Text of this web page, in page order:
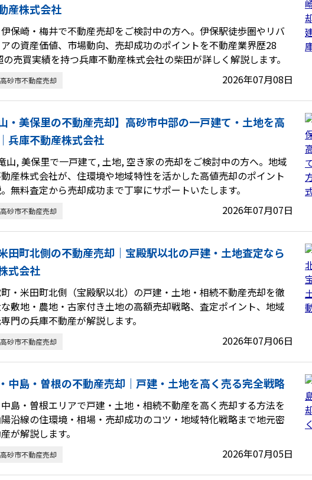
産株式会社
保崎・梅井で不動産売却をご検討中の方へ。伊保駅徒歩圏やリバ
の資産価値、市場動向、売却成功のポイントを不動産業界歴28
売買実績を持つ兵庫不動産株式会社の柴田が詳しく解説します。
高砂市不動産売却 2026年07月08日
・美保里の不動産売却】高砂市中部の一戸建て・土地を高
兵庫不動産株式会社
山, 美保里で一戸建て, 土地, 空き家の売却をご検討中の方へ。地域
産株式会社が、住環境や地域特性を活かした高値売却のポイント
無料査定から売却成功まで丁寧にサポートいたします。
高砂市不動産売却 2026年07月07日
田町北側の不動産売却｜宝殿駅以北の戸建・土地査定なら
式会社
・米田町北側（宝殿駅以北）の戸建・土地・相続不動産売却を徹
敷地・農地・古家付き土地の高額売却戦略、査定ポイント、地域
門の兵庫不動産が解説します。
高砂市不動産売却 2026年07月06日
中島・曽根の不動産売却｜戸建・土地を高く売る完全戦略
島・曽根エリアで戸建・土地・相続不動産を高く売却する方法を
沿線の住環境・相場・売却成功のコツ・地域特化戦略まで地元密
が解説します。
高砂市不動産売却 2026年07月05日